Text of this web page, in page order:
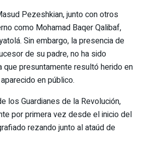
Pezeshkian, junto con otros
como Mohamad Baqer Qalibaf,
Sin embargo, la presencia de
de su padre, no ha sido
que presuntamente resultó herido en
en público.
los Guardianes de la Revolución,
por primera vez desde el inicio del
rezando junto al ataúd de